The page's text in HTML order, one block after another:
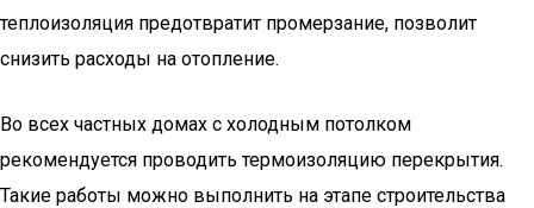
теплоизоляция предотвратит промерзание, позволит
снизить расходы на отопление.
Во всех частных домах с холодным потолком
рекомендуется проводить термоизоляцию перекрытия.
Такие работы можно выполнить на этапе строительства